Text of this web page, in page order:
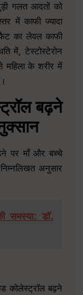
गलत आदतों को
में काफी ज्यादा
का लेवल काफी
में, टेस्टोस्टेरोन
के शरीर में
बढ़ने
पर माँ और बच्चे
अनुसार
समस्या: डॉ.
कोलेस्ट्रॉल बढ़ने